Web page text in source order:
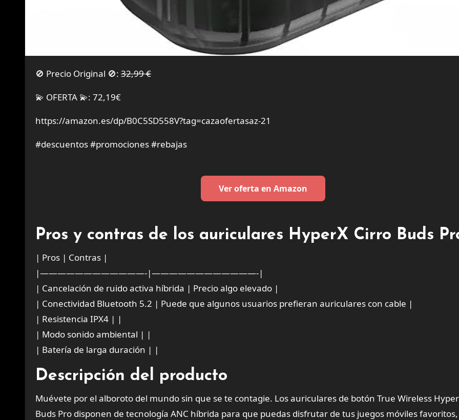
🚫 Precio Original 🚫: 32,99 €
💫 OFERTA 💫: 72,19€
https://amazon.es/dp/B0C5SD558V?tag=cazaofertasaz-21
#descuentos #promociones #rebajas
Ver oferta en Amazon
Pros y contras de los auriculares HyperX Cirro Buds
| Pros | Contras |
|————————————-|————————————-|
| Cancelación de ruido activa híbrida | Precio algo elevado |
| Conectividad Bluetooth 5.2 | Puede que algunos usuarios prefieran auriculares con cable |
| Resistencia IPX4 | |
| Modo sonido ambiental | |
| Batería de larga duración | |
Descripción del producto
Muévete por el alboroto del mundo sin que se te contagie. Los auriculares de botón True Wireless
Buds Pro disponen de tecnología ANC híbrida para que puedas disfrutar de tus juegos móviles favoritos,